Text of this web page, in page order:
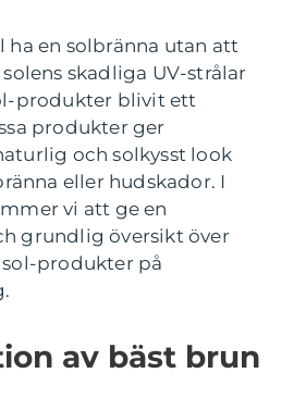
ha en solbränna utan att
skadliga UV-strålar
produkter blivit ett
produkter ger
och solkysst look
eller hudskador. I
vi att ge en
grundlig översikt över
produkter på
av bäst brun